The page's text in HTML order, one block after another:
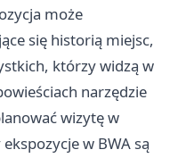
może
się historią miejsc,
którzy widzą w
narzędzie
wizytę w
w BWA są